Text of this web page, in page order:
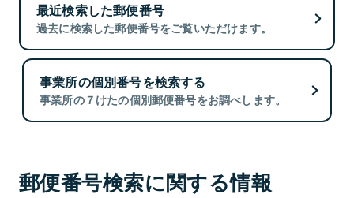
最近検索した郵便番号
過去に検索した郵便番号をご覧いただけます。
事業所の個別番号を検索する
事業所の７けたの個別郵便番号をお調べします。
郵便番号検索に関する情報